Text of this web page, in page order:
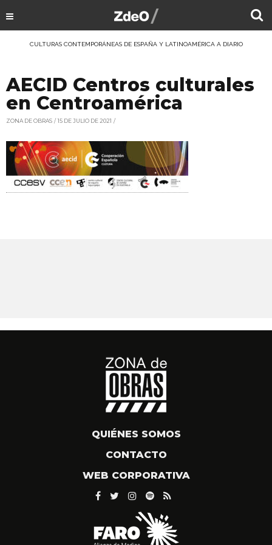
CULTURAS CONTEMPORÁNEAS DE ESPAÑA Y LATINOAMÉRICA A DIARIO
AECID Centros culturales
en Centroamérica
ZONA DE OBRAS 15 DE JULIO DE 2021
QUIÉNES SOMOS
CONTACTO
WEB CORPORATIVA